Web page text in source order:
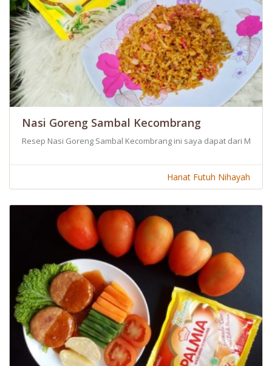
Nasi Goreng Sambal Kecombrang
Resep Nasi Goreng Sambal Kecombrang ini saya dapat dari
Hanat Futuh Nihayah